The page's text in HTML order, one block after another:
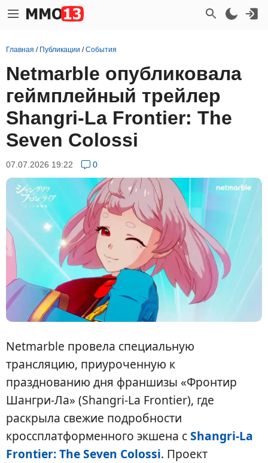
Главная / Публикации /События
Netmarble опубликовала
геймплейный трейлер
Shangri-La Frontier: The
Seven Colossi
07.07.2026 19:22 0
Netmarble провела специальную
трансляцию, приуроченную к
празднованию дня франшизы «Фронтир
Шангри-Ла» (Shangri-La Frontier), где
раскрыла свежие подробности
кроссплатформенного экшена сShangri-La
Frontier: The Seven Colossi. Проект